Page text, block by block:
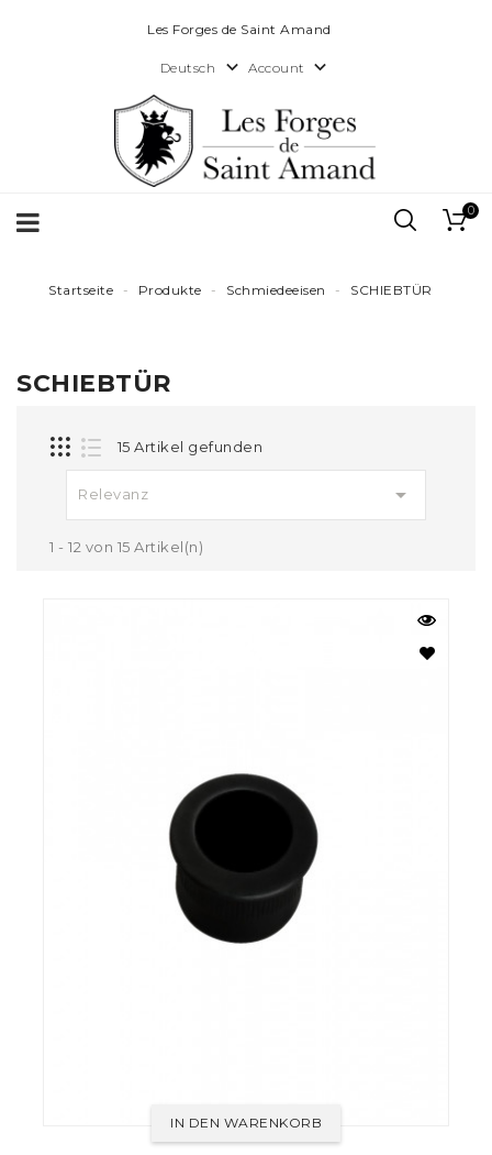
Les Forges de Saint Amand
Deutsch  Account 
0
Startseite Produkte Schmiedeeisen SCHIEBTÜR
SCHIEBTÜR
15 Artikel gefunden
Relevanz 
1 - 12 von 15 Artikel(n)
IN DEN WARENKORB